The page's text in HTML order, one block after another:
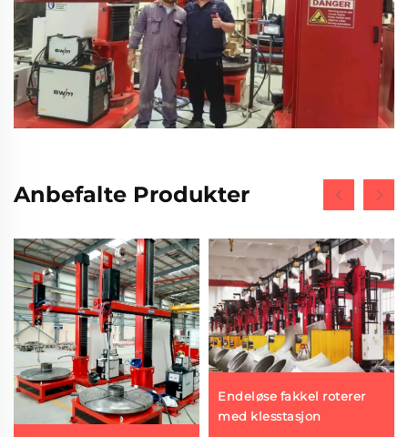
Anbefalte Produkter
Endeløse fakkel roterer
med klesstasjon